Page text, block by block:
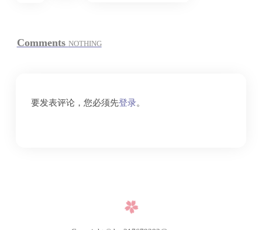
Comments NOTHING
要发表评论，您必须先登录。